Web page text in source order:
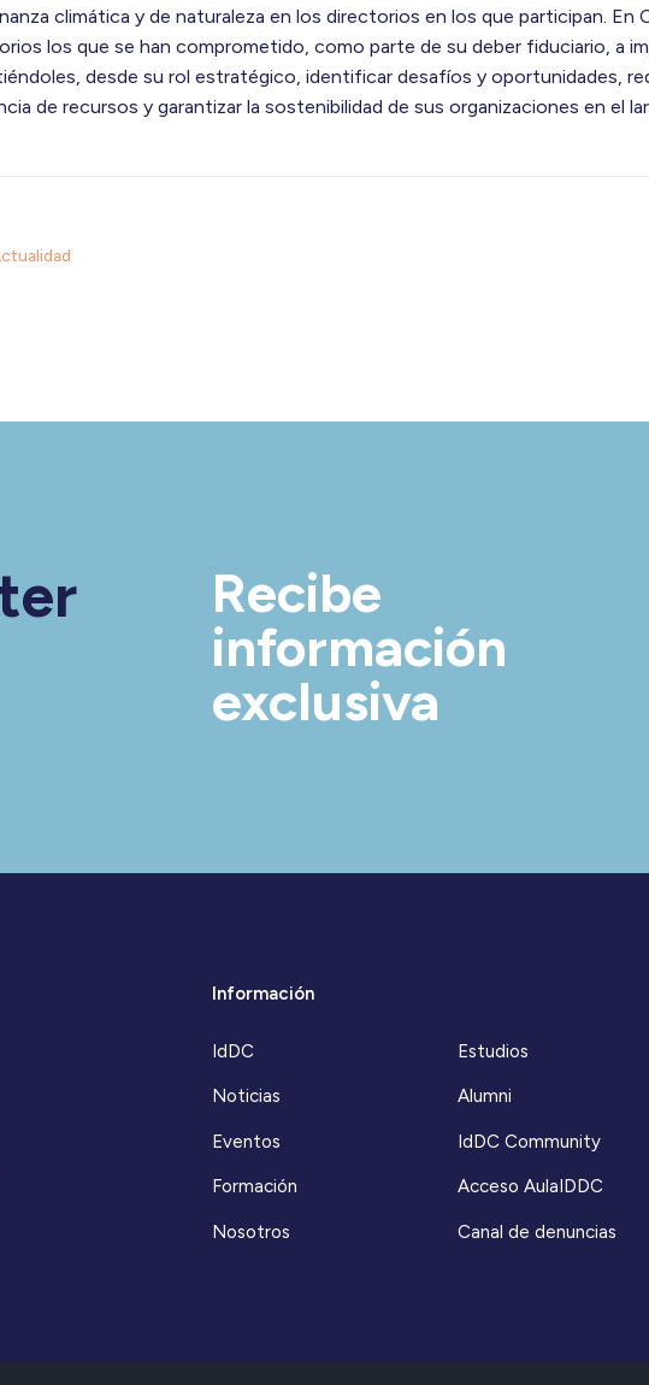
climática y de naturaleza en los directorios en los que participan. En
los que se han comprometido, como parte de su deber fiduciario, a
desde su rol estratégico, identificar desafíos y oportunidades,
de recursos y garantizar la sostenibilidad de sus organizaciones en el
Recibe
información
exclusiva
Información
IdDC
Noticias
Eventos
Formación
Nosotros
Estudios
Alumni
IdDC Community
Acceso AulaIDDC
Canal de denuncias